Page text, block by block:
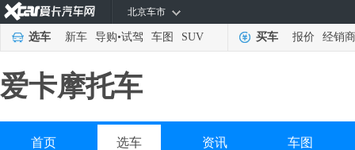
北京车市
选车 新车 导购•试驾 车图 SUV 买车 报价 经销商
爱卡摩托车
首页 选车 资讯 车图